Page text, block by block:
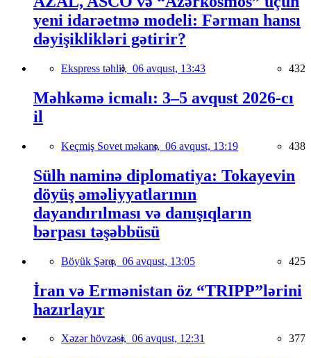
yeni idarəetmə modeli: Fərman hansı
dəyişiklikləri gətirir?
Ekspress təhlil, 06 avqust, 13:43 432
Məhkəmə icmalı: 3–5 avqust 2026-cı
il
Keçmiş Sovet məkanı, 06 avqust, 13:19 438
Sülh naminə diplomatiya: Tokayevin
döyüş əməliyyatlarının
dayandırılması və danışıqların
bərpası təşəbbüsü
Böyük Şərq, 06 avqust, 13:05 425
İran və Ermənistan öz “TRIPP”lərini
hazırlayır
Xəzər hövzəsi, 06 avqust, 12:31 377